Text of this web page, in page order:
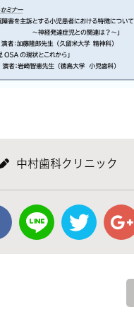
中村歯科クリニック